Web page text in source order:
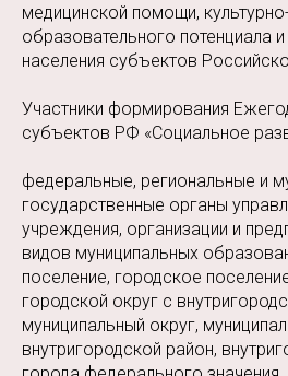
медицинской помощи,
образовательного потенциала
населения субъектов
Участники формирования
субъектов РФ «Социальное
федеральные, региональные и
государственные органы
учреждения, организации и
видов муниципальных
поселение, городское
городской округ с
муниципальный округ,
внутригородской район,